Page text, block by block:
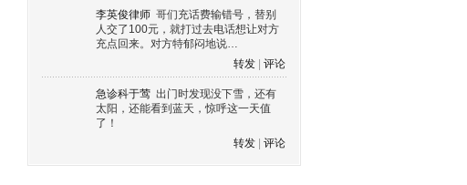
李英俊律师 哥们充话费输错号，替别
人交了100元，就打过去电话想让对方
充点回来。对方特郁闷地说…
转发
评论
急诊科于莺 出门时发现没下雪，还有
太阳，还能看到蓝天，惊呼这一天值
了！
转发
评论